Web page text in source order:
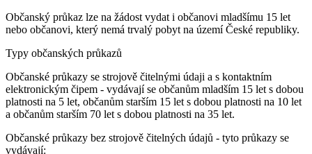
Občanský průkaz lze na žádost vydat i občanovi mladšímu 15 let
nebo občanovi, který nemá trvalý pobyt na území České republiky.
Typy občanských průkazů
Občanské průkazy se strojově čitelnými údaji a s kontaktním
elektronickým čipem - vydávají se občanům mladším 15 let s dobou
platnosti na 5 let, občanům starším 15 let s dobou platnosti na 10 let
a občanům starším 70 let s dobou platnosti na 35 let.
Občanské průkazy bez strojově čitelných údajů - tyto průkazy se
vydávají: